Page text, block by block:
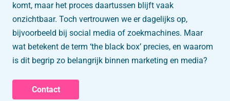
komt, maar het proces daartussen blijft vaak
onzichtbaar. Toch vertrouwen we er dagelijks op,
bijvoorbeeld bij social media of zoekmachines. Maar
wat betekent de term ‘the black box’ precies, en waarom
is dit begrip zo belangrijk binnen marketing en media?
Contact